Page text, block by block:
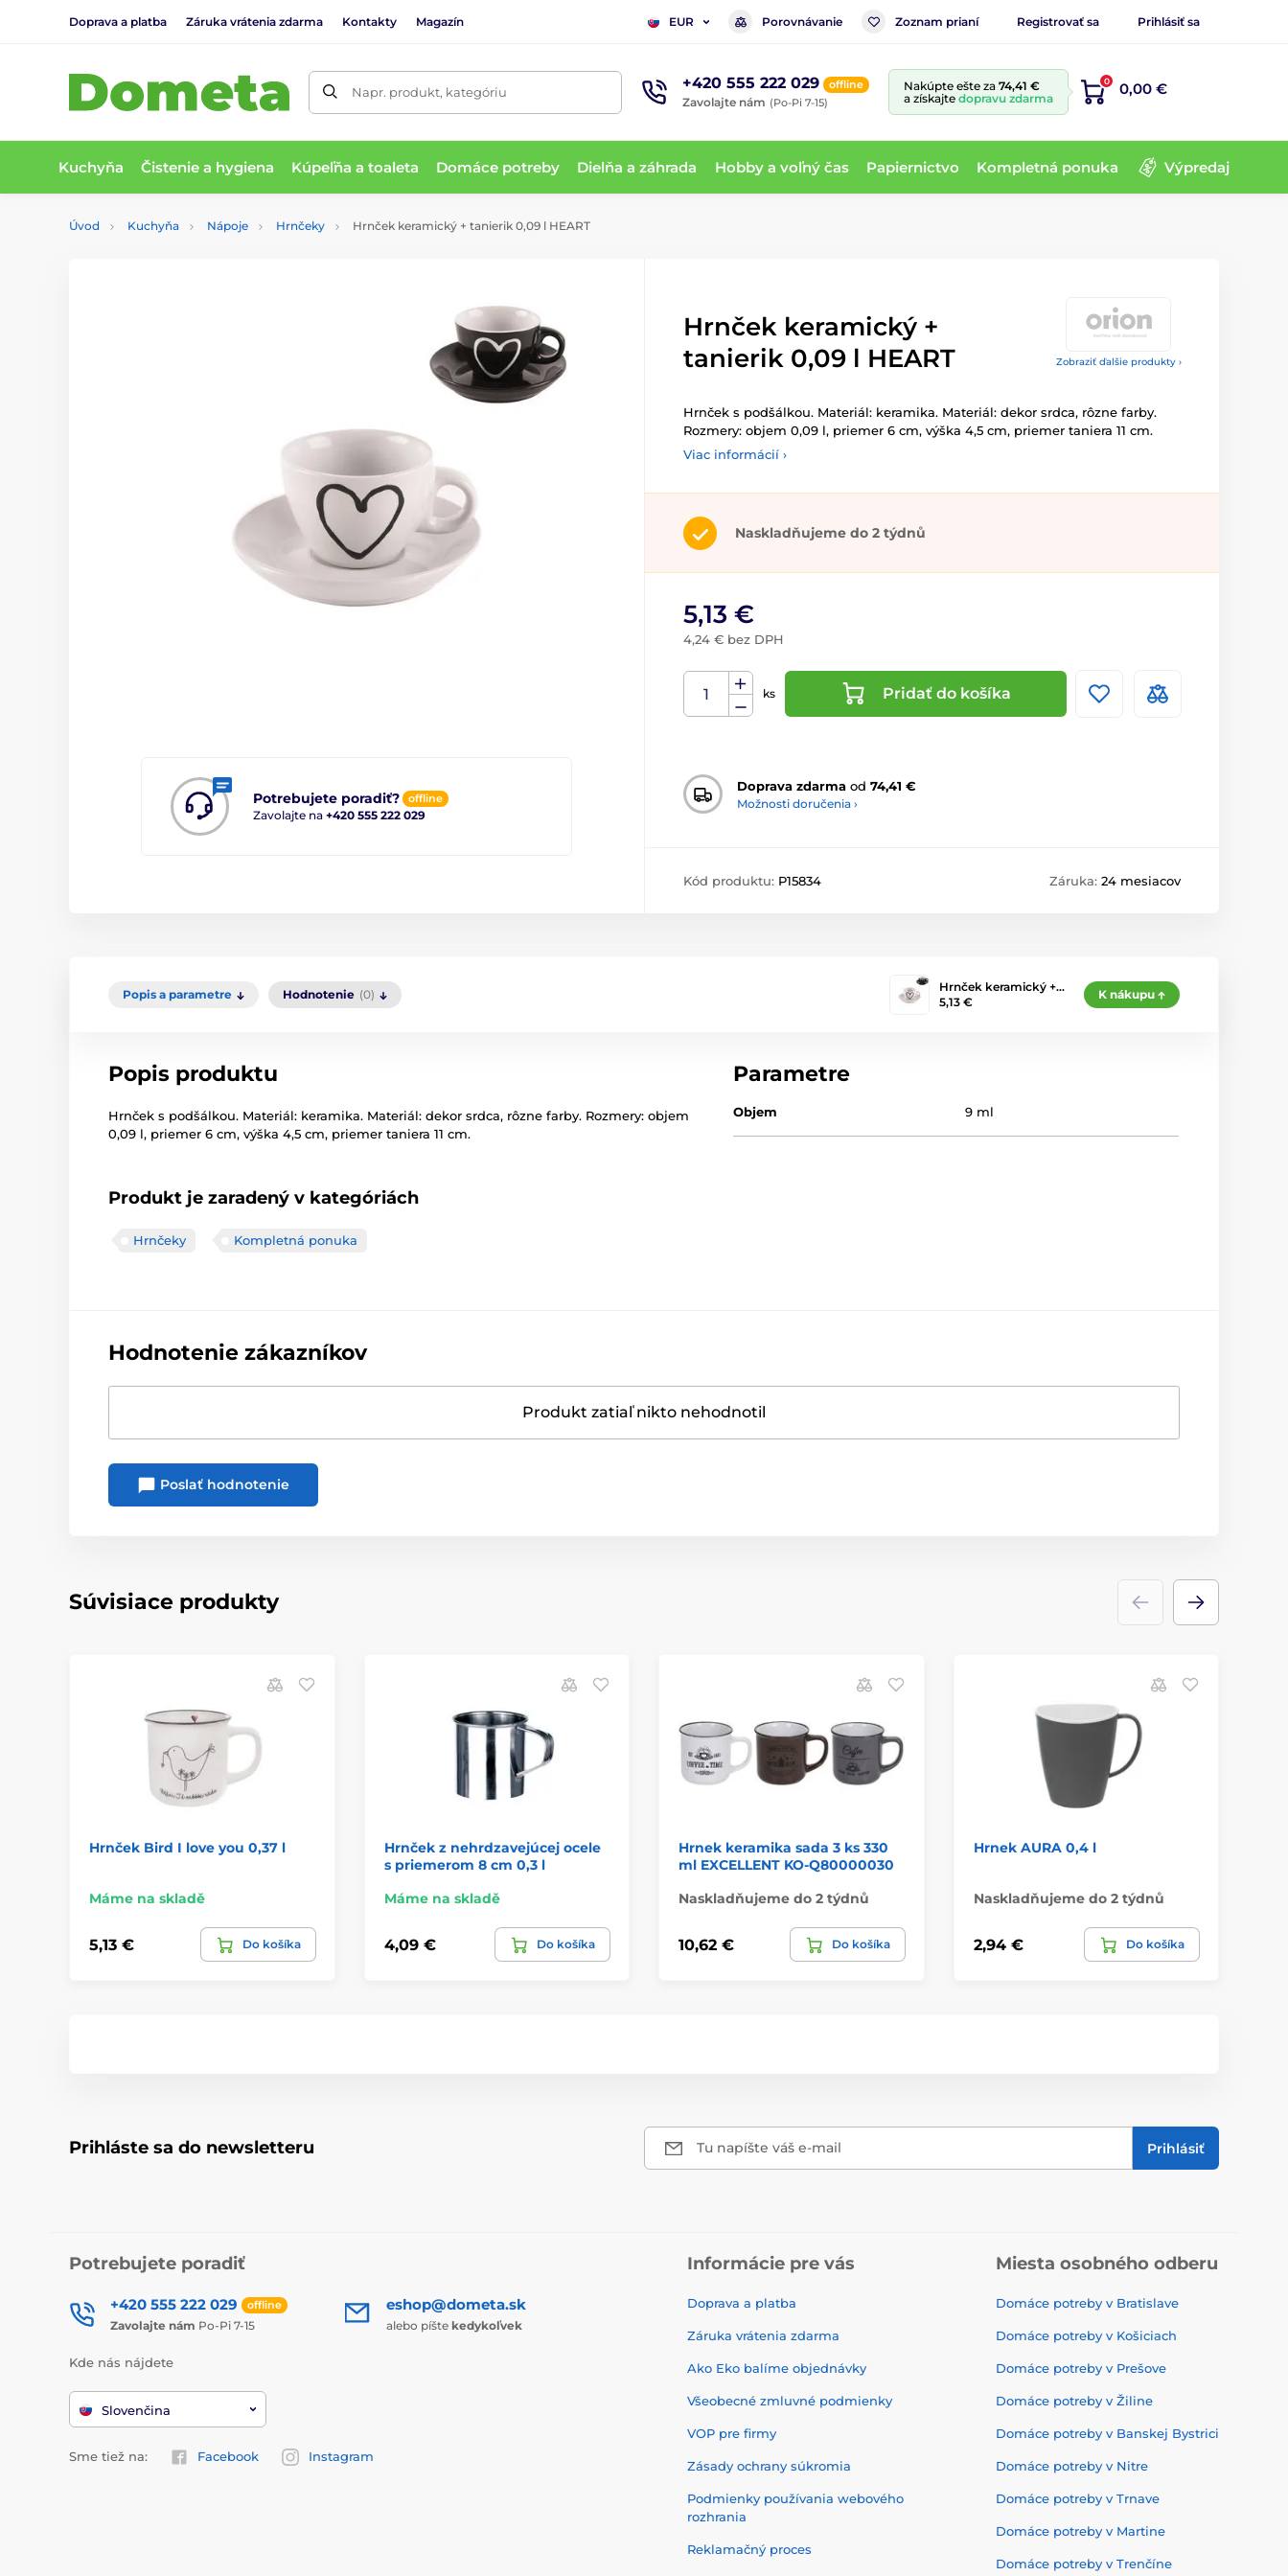
Doprava a platba Záruka vrátenia zdarma Kontakty Magazín EUR Porovnávanie Zoznam prianí Registrovať sa Prihlásiť sa
Napr. produkt, kategóriu +420 555 222 029 offline
Zavolajte nám (Po-Pi 7-15)
Nakúpte ešte za 74,41 €
a získajte dopravu zdarma
0 0,00 €
Kuchyňa Čistenie a hygiena Kúpeľňa a toaleta Domáce potreby Dielňa a záhrada Hobby a voľný čas Papiernictvo Kompletná ponuka Výpredaj
Úvod Kuchyňa Nápoje Hrnčeky Hrnček keramický + tanierik 0,09 l HEART
Zobraziť ďalšie produkty ›
Potrebujete poradiť? offline
Zavolajte na +420 555 222 029
Hrnček keramický +
tanierik 0,09 l HEART
Hrnček s podšálkou. Materiál: keramika. Materiál: dekor srdca, rôzne farby.
Rozmery: objem 0,09 l, priemer 6 cm, výška 4,5 cm, priemer taniera 11 cm.
Viac informácií ›
Naskladňujeme do 2 týdnů
5,13 €
4,24 € bez DPH
ks Pridať do košíka
Doprava zdarma od 74,41 €
Možnosti doručenia ›
Kód produktu: P15834 Záruka: 24 mesiacov
Popis a parametre Hodnotenie (0)
Hrnček keramický +…
5,13 €
K nákupu
Popis produktu
Hrnček s podšálkou. Materiál: keramika. Materiál: dekor srdca, rôzne farby. Rozmery: objem
0,09 l, priemer 6 cm, výška 4,5 cm, priemer taniera 11 cm.
Produkt je zaradený v kategóriách
Hrnčeky Kompletná ponuka
Parametre
Objem 9 ml
Hodnotenie zákazníkov
Produkt zatiaľ nikto nehodnotil
Poslať hodnotenie
Súvisiace produkty
Hrnček Bird I love you 0,37 l
Máme na skladě
5,13 € Do košíka
Hrnček z nehrdzavejúcej ocele
s priemerom 8 cm 0,3 l
Máme na skladě
4,09 € Do košíka
Hrnek keramika sada 3 ks 330
ml EXCELLENT KO-Q80000030
Naskladňujeme do 2 týdnů
10,62 € Do košíka
Hrnek AURA 0,4 l
Naskladňujeme do 2 týdnů
2,94 € Do košíka
Prihláste sa do newsletteru Tu napíšte váš e-mail Prihlásiť
Potrebujete poradiť
+420 555 222 029 offline
Zavolajte nám Po-Pi 7-15
eshop@dometa.sk
alebo píšte kedykoľvek
Kde nás nájdete
Slovenčina
Sme tiež na: Facebook Instagram
Informácie pre vás
Doprava a platba
Záruka vrátenia zdarma
Ako Eko balíme objednávky
Všeobecné zmluvné podmienky
VOP pre firmy
Zásady ochrany súkromia
Podmienky používania webového
rozhrania
Reklamačný proces
Miesta osobného odberu
Domáce potreby v Bratislave
Domáce potreby v Košiciach
Domáce potreby v Prešove
Domáce potreby v Žiline
Domáce potreby v Banskej Bystrici
Domáce potreby v Nitre
Domáce potreby v Trnave
Domáce potreby v Martine
Domáce potreby v Trenčíne